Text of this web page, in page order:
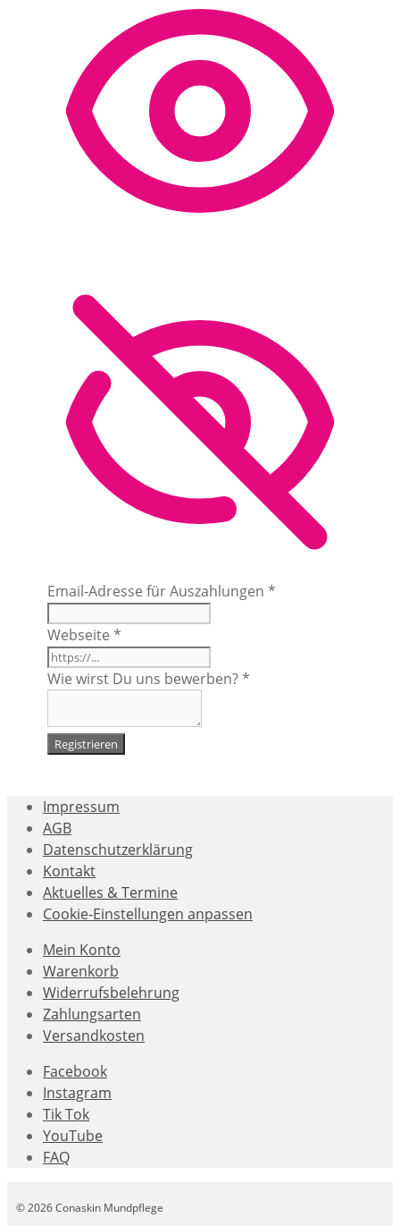
Email-Adresse für Auszahlungen *
Webseite *
Wie wirst Du uns bewerben?*
Registrieren
Impressum
AGB
Datenschutzerklärung
Kontakt
Aktuelles & Termine
Cookie-Einstellungen anpassen
Mein Konto
Warenkorb
Widerrufsbelehrung
Zahlungsarten
Versandkosten
Facebook
Instagram
Tik Tok
YouTube
FAQ
© 2026 Conaskin Mundpflege